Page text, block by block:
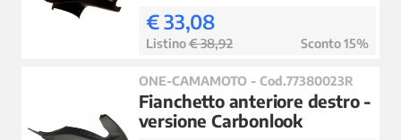
€ 33,08
Listino€ 38,92 Sconto 15%
ONE-CAMAMOTO - Cod.77380023R
Fianchetto anteriore destro -
versione Carbonlook